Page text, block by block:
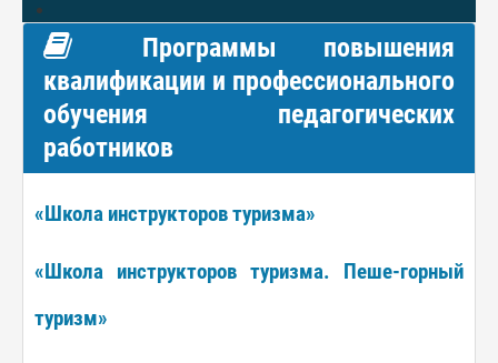
Программы повышения
квалификации и профессионального
обучения педагогических
работников
«Школа инструкторов туризма»
«Школа инструкторов туризма. Пеше-горный
туризм»